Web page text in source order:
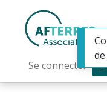
Se connecter